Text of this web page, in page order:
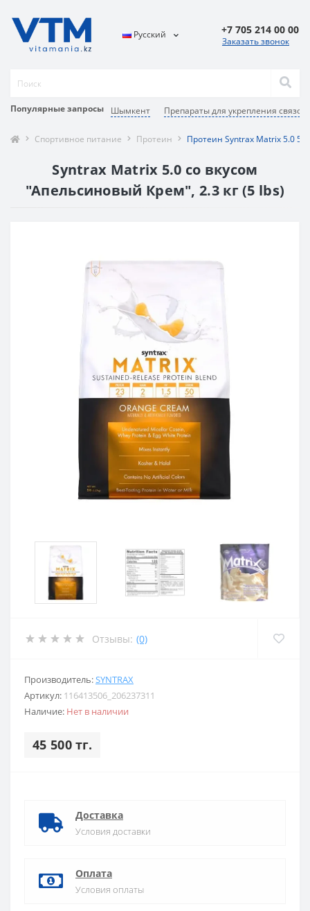
Популярные запросы Шымкент Препараты для укрепления связок
Русский +7 705 214 00 00
Заказать звонок
Спортивное питание Протеин Протеин Syntrax Matrix 5.0 5
Syntrax Matrix 5.0 со вкусом
"Апельсиновый Крем", 2.3 кг (5 lbs)
Отзывы: (0)
Производитель:SYNTRAX
Артикул: 116413506_206237311
Наличие: Нет в наличии
45 500 тг.
Доставка
Условия доставки
Оплата
Условия оплаты